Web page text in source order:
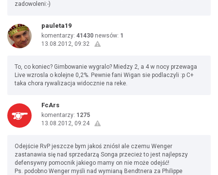
zadowoleni:-)
pauleta19
komentarzy: 41430 newsów: 1
13.08.2012, 09:32
To, co koniec? Gimbowanie wygralo? Miedzy 2, a 4 w nocy przewaga
Live wzrosla o kolejne 0,2%. Pewnie fani Wigan sie podlaczyli :p C+
taka chora rywalizacja widocznie na reke.
FcArs
komentarzy: 1275
13.08.2012, 09:24
Odejście RvP jeszcze bym jakoś zniósł ale czemu Wenger
zastanawia się nad sprzedarzą Songa przecież to jest najlepszy
defensywny pomocnik jakiego mamy on nie może odejść!
Ps. podobno Wenger myśli nad wymianą Bendtnera za Philippe